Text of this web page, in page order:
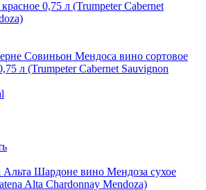
Совиньон Мендоса вино сортовое
л (Trumpeter Cabernet Sauvignon